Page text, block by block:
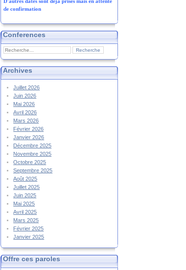
D'autres dates sont déjà prises mais en attente
de confirmation
Conferences
Archives
Juillet 2026
Juin 2026
Mai 2026
Avril 2026
Mars 2026
Février 2026
Janvier 2026
Décembre 2025
Novembre 2025
Octobre 2025
Septembre 2025
Août 2025
Juillet 2025
Juin 2025
Mai 2025
Avril 2025
Mars 2025
Février 2025
Janvier 2025
Offre ces paroles